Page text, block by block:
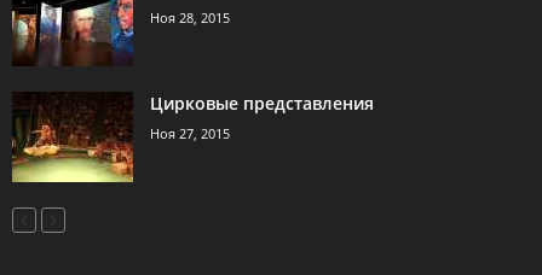
Ноя 28, 2015
Цирковые представления
Ноя 27, 2015